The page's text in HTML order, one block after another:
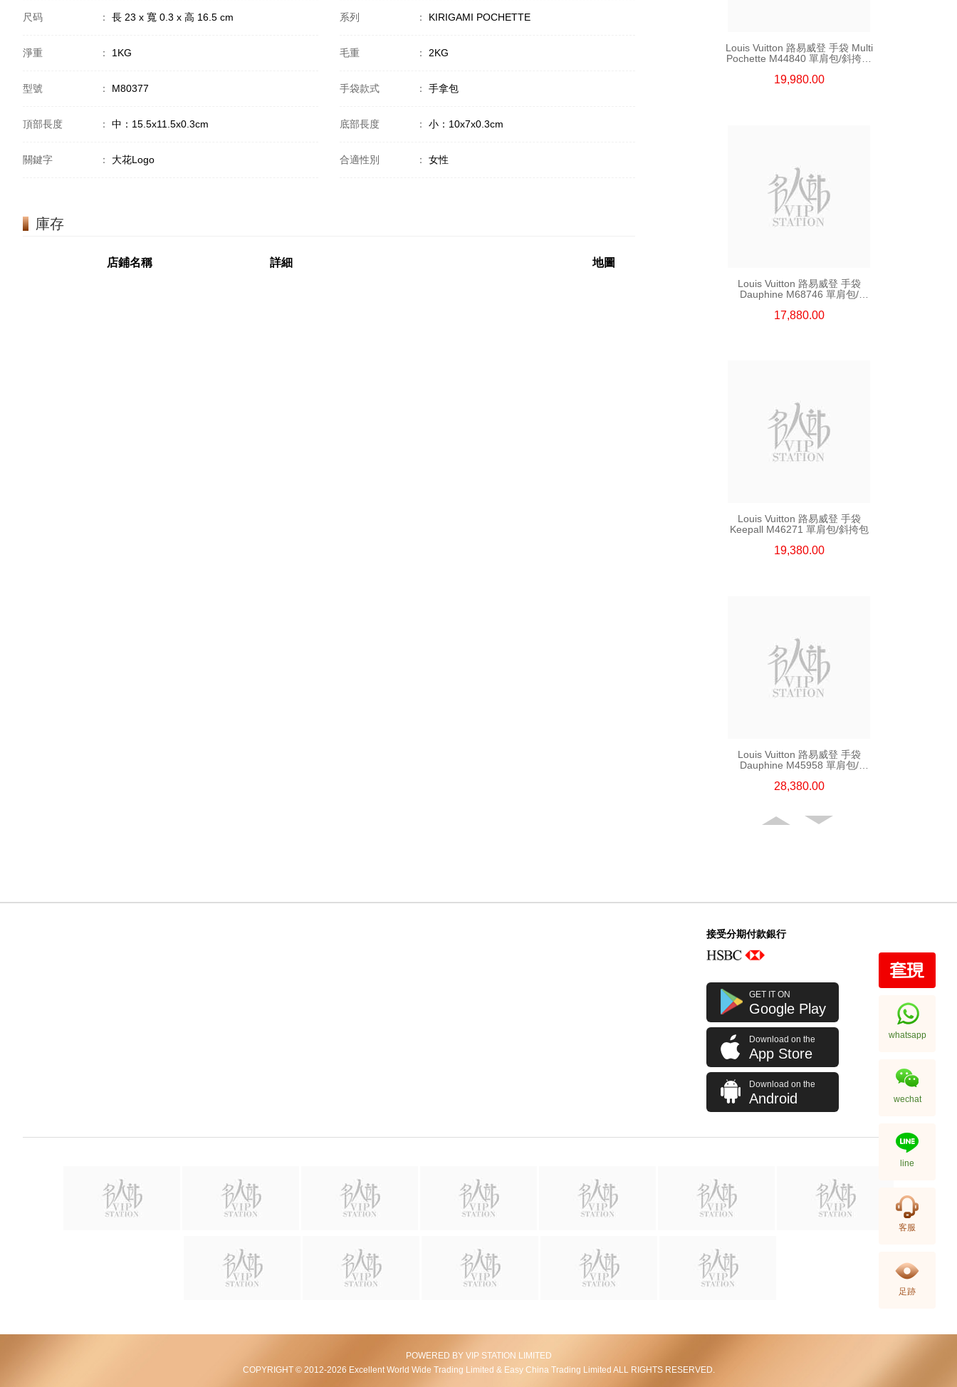
尺码 ： 長 23 x 寬 0.3 x 高 16.5 cm 系列 ： KIRIGAMI POCHETTE
淨重 ： 1KG 毛重 ： 2KG
型號 ： M80377 手袋款式 ： 手拿包
頂部長度 ： 中：15.5x11.5x0.3cm 底部長度 ： 小：10x7x0.3cm
關鍵字 ： 大花Logo 合適性別 ： 女性
庫存
店鋪名稱 詳細 地圖
Louis Vuitton 路易威登 手袋 Multi
Pochette M44840 單肩包/斜挎包
19,980.00
Louis Vuitton 路易威登 手袋
Dauphine M68746 單肩包/
17,880.00
Louis Vuitton 路易威登 手袋
Keepall M46271 單肩包/斜挎包
19,380.00
Louis Vuitton 路易威登 手袋
Dauphine M45958 單肩包/
28,380.00
Louis Vuitton 路易威登 手袋
Onthego M45321 單肩包/手提包
大老花 中號
23,980.00
接受分期付款銀行
GET IT ON
Google Play
Download on the
App Store
Download on the
Android
POWERED BY VIP STATION LIMITED
COPYRIGHT © 2012-2026 Excellent World Wide Trading Limited & Easy China Trading Limited ALL RIGHTS RESERVED.
whatsapp
wechat
line
客服
足跡